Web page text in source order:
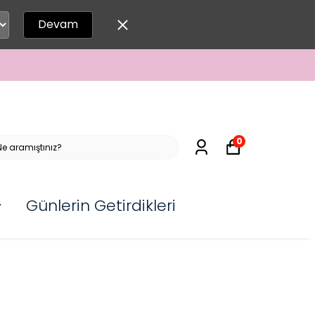
Devam
Günlerin Getirdikleri
0